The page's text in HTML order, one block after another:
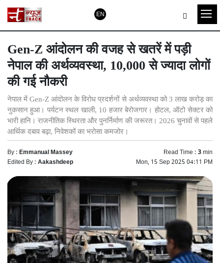
EN
Gen-Z आंदोलन की वजह से खतरें में पड़ी
नेपाल की अर्थव्यवस्था, 10,000 से ज्यादा लोगों
की गई नौकरी
नेपाल में Gen-Z आंदोलन के विरोध प्रदर्शनों से अर्थव्यवस्था को 3 लाख करोड़ का
नुकसान हुआ। पर्यटन स्थल खाली, 10 हजार बेरोजगार। होटल, ऑटो सेक्टर को
भारी हानि। राजनीतिक स्थिरता और पुनर्निर्माण की जरूरत। 2026 चुनावों से पहले
आर्थिक दबाव बढ़ा, निवेशकों का भरोसा कमजोर।
By :Emmanual Massey Read Time :3min
Edited By :Aakashdeep Mon, 15 Sep 2025 04:11 PM